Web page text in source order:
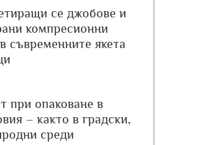
се джобове и
компресионни
съвременните якета
при опаковане в
– както в градски,
среди